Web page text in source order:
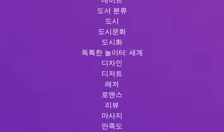
도서 분류
도시
도시문화
도시화
독특한 놀이터: 세계
디자인
디저트
레저
로맨스
리뷰
마사지
만족도